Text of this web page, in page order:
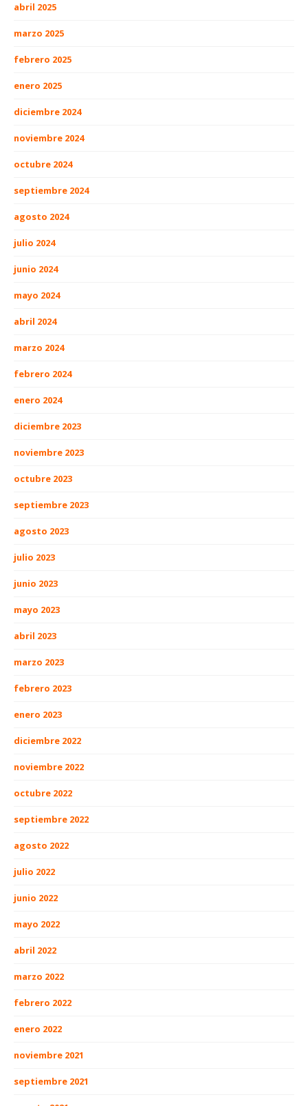
abril 2025
marzo 2025
febrero 2025
enero 2025
diciembre 2024
noviembre 2024
octubre 2024
septiembre 2024
agosto 2024
julio 2024
junio 2024
mayo 2024
abril 2024
marzo 2024
febrero 2024
enero 2024
diciembre 2023
noviembre 2023
octubre 2023
septiembre 2023
agosto 2023
julio 2023
junio 2023
mayo 2023
abril 2023
marzo 2023
febrero 2023
enero 2023
diciembre 2022
noviembre 2022
octubre 2022
septiembre 2022
agosto 2022
julio 2022
junio 2022
mayo 2022
abril 2022
marzo 2022
febrero 2022
enero 2022
noviembre 2021
septiembre 2021